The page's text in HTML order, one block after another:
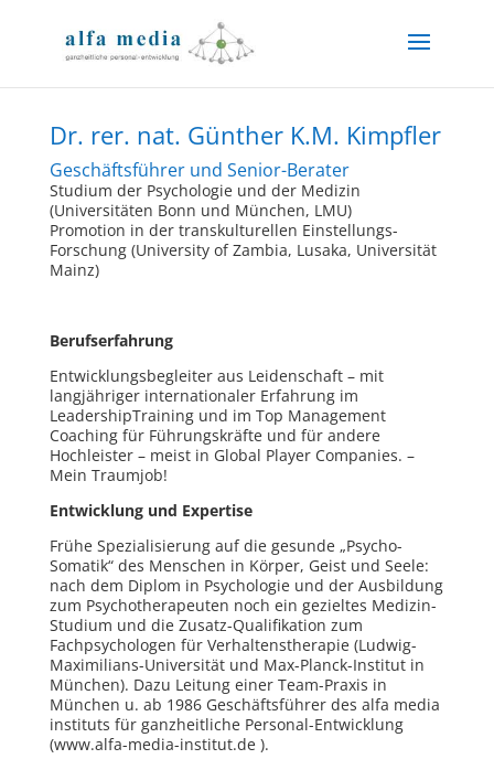
Dr. rer. nat. Günther K.M. Kimpfler
Geschäftsführer und Senior-Berater
Studium der Psychologie und der Medizin
(Universitäten Bonn und München, LMU)
Promotion in der transkulturellen Einstellungs-
Forschung (University of Zambia, Lusaka, Universität
Mainz)
Berufserfahrung
Entwicklungsbegleiter aus Leidenschaft – mit
langjähriger internationaler Erfahrung im
LeadershipTraining und im Top Management
Coaching für Führungskräfte und für andere
Hochleister – meist in Global Player Companies. –
Mein Traumjob!
Entwicklung und Expertise
Frühe Spezialisierung auf die gesunde „Psycho-
Somatik“ des Menschen in Körper, Geist und Seele:
nach dem Diplom in Psychologie und der Ausbildung
zum Psychotherapeuten noch ein gezieltes Medizin-
Studium und die Zusatz-Qualifikation zum
Fachpsychologen für Verhaltenstherapie (Ludwig-
Maximilians-Universität und Max-Planck-Institut in
München). Dazu Leitung einer Team-Praxis in
München u. ab 1986 Geschäftsführer des alfa media
instituts für ganzheitliche Personal-Entwicklung
(www.alfa-media-institut.de ).